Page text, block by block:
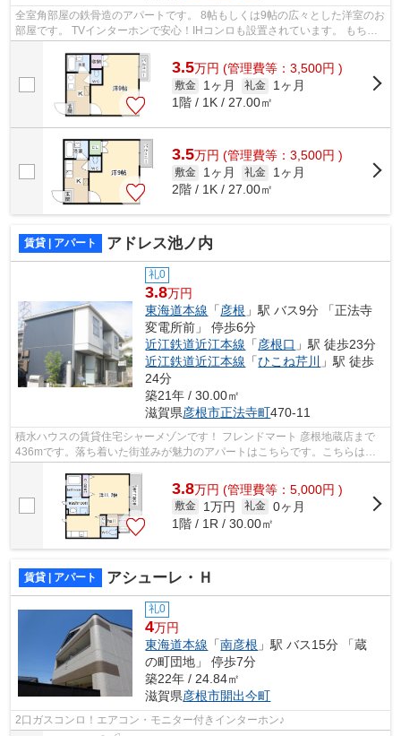
全室角部屋の鉄骨造のアパートです。 8帖もしくは9帖の広々とした洋室のお
部屋です。 TVインターホンで安心！IHコンロも設置されています。 もちろ
3.5万円 (管理費等：3,500円 )
敷金 1ヶ月 礼金
1ヶ月
1階 / 1K / 27.00㎡
3.5万円 (管理費等：3,500円 )
敷金 1ヶ月 礼金
1ヶ月
2階 / 1K / 27.00㎡
賃貸 | アパート アドレス池ノ内
礼0
3.8万円
東海道本線 「彦根 」駅 バス9分 「正法寺
変電所前」 停歩6分
近江鉄道近江本線 「彦根口 」駅 徒歩23分
近江鉄道近江本線 「ひこね芹川
」駅 徒歩
24分
築21年 / 30.00㎡
滋賀県彦根市正法寺町470-11
積水ハウスの賃貸住宅シャーメゾンです！ フレンドマート 彦根地蔵店まで
436mです。落ち着いた街並みが魅力のアパートはこちらです。こちらは大
3.8万円 (管理費等：5,000円 )
敷金 1万円 礼金 0ヶ月
1階 / 1R / 30.00㎡
賃貸 | アパート アシューレ・Ｈ
礼0
4万円
東海道本線 「南彦根 」駅 バス15分 「蔵
の町団地」 停歩7分
築22年 / 24.84㎡
滋賀県彦根市開出今町
2口ガスコンロ！エアコン・モニター付きインターホン♪